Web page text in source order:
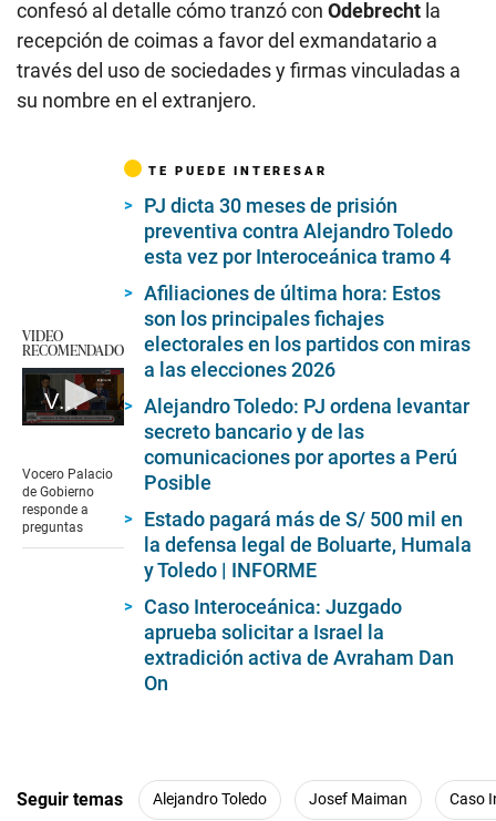
confesó al detalle cómo tranzó con Odebrecht la
recepción de coimas a favor del exmandatario a
través del uso de sociedades y firmas vinculadas a
su nombre en el extranjero.
VIDEO
RECOMENDADO
Vocero Palacio de Gobierno responde a preguntas
of
3
minutes,
44
seconds
Vocero Palacio
de Gobierno
responde a
preguntas
TE PUEDE INTERESAR
PJ dicta 30 meses de prisión
preventiva contra Alejandro Toledo
esta vez por Interoceánica tramo 4
Afiliaciones de última hora: Estos
son los principales fichajes
electorales en los partidos con miras
a las elecciones 2026
Alejandro Toledo: PJ ordena levantar
secreto bancario y de las
comunicaciones por aportes a Perú
Posible
Estado pagará más de S/ 500 mil en
la defensa legal de Boluarte, Humala
y Toledo | INFORME
Caso Interoceánica: Juzgado
aprueba solicitar a Israel la
extradición activa de Avraham Dan
On
Seguir temas Alejandro Toledo Josef Maiman Caso